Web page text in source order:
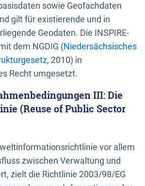
sowie Geofachdaten
gilt für existierende und in
Geodaten. Die INSPIRE-
dem NGDIG (Niedersächsisches
, 2010) in
Recht umgesetzt.
III: Die
(Reuse of Public Sector
vor allem
zwischen Verwaltung und
zielt die Richtlinie 2003/98/EG